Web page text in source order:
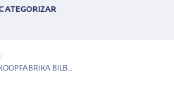
BILB...